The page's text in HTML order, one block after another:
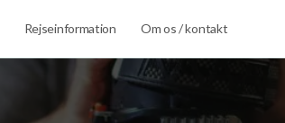
Rejseinformation Om os / kontakt